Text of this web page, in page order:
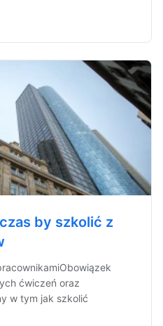
by szkolić z
ćwiczeń oraz
w tym jak szkolić